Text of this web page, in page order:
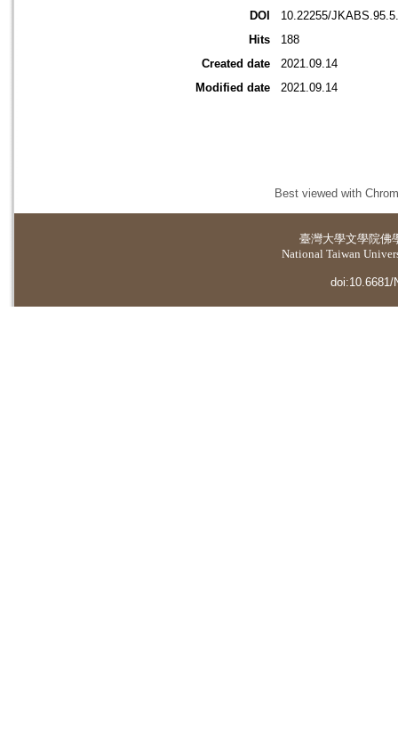
DOI
10.22255/JKABS.95.5.
Hits
188
Created date
2021.09.14
Modified date
2021.09.14
Best viewed with
臺灣大學文學院佛
National Taiwan
doi:10.6681/